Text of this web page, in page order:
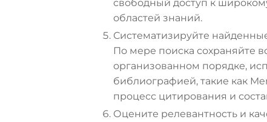
свободный доступ к
областей знаний.
Систематизируйте
По мере поиска сохраняйте
организованном порядке,
библиографией, такие как
процесс цитирования и
Оцените релевантность и